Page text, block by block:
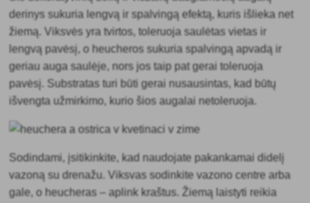
derinys sukuria lengvą ir spalvingą efektą, kuris išlieka net
žiemą. Viksvės yra tvirtos, toleruoja saulėtas vietas ir
lengvą pavėsį, o heucheros sukuria spalvingą apvadą ir
geriau auga saulėje, nors jos taip pat gerai toleruoja
pavėsį. Substratas turi būti gerai nusausintas, kad būtų
išvengta užmirkimo, kurio šios augalai netoleruoja.
Sodindami, įsitikinkite, kad naudojate pakankamai didelį
vazoną su drenažu. Viksvas sodinkite vazono centre arba
gale, o heucheras – aplink kraštus. Žiemą laistyti reikia